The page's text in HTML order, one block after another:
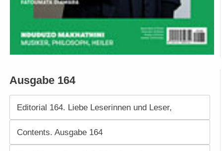
Ausgabe 164
Editorial 164. Liebe Leserinnen und Leser,
Contents. Ausgabe 164